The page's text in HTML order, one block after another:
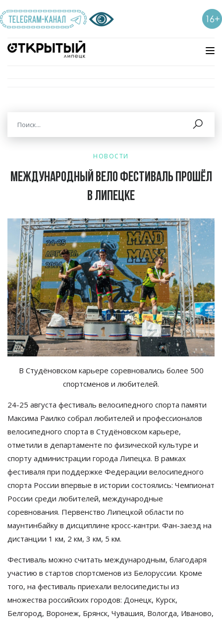
НОВОСТИ
Международный вело фестиваль прошёл
в Липецке
В Студёновском карьере соревновались более 500
спортсменов и любителей.
24-25 августа фестиваль велосипедного спорта памяти
Максима Раилко собрал любителей и профессионалов
велосипедного спорта в Студёновском карьере,
отметили в департаменте по физической культуре и
спорту администрации города Липецка. В рамках
фестиваля при поддержке Федерации велосипедного
спорта России впервые в истории состоялись: Чемпионат
России среди любителей, международные
соревнования. Первенство Липецкой области по
маунтинбайку в дисциплине кросс-кантри. Фан-заезд на
дистанции 1 км, 2 км, 3 км, 5 км.
Фестиваль можно считать международным, благодаря
участию в стартов спортсменов из Белоруссии. Кроме
того, на фестиваль приехали велосипедисты из
множества российских городов: Донецк, Курск,
Белгород, Воронеж, Брянск, Чувашия, Вологда, Иваново,